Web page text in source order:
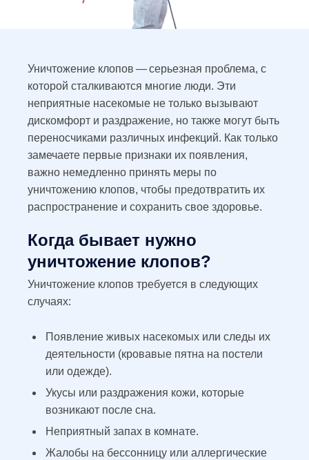
Уничтожение клопов — серьезная проблема, с
которой сталкиваются многие люди. Эти
неприятные насекомые не только вызывают
дискомфорт и раздражение, но также могут быть
переносчиками различных инфекций. Как только
замечаете первые признаки их появления,
важно немедленно принять меры по
уничтожению клопов, чтобы предотвратить их
распространение и сохранить свое здоровье.
Когда бывает нужно
уничтожение клопов?
Уничтожение клопов требуется в следующих
случаях:
Появление живых насекомых или следы их
деятельности (кровавые пятна на постели
или одежде).
Укусы или раздражения кожи, которые
возникают после сна.
Неприятный запах в комнате.
Жалобы на бессонницу или аллергические